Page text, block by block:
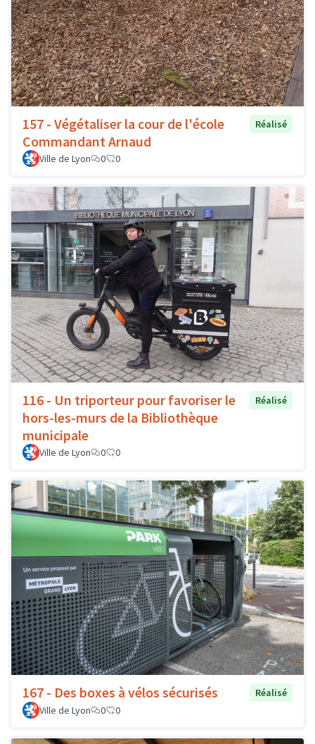
157 - Végétaliser la cour de l'école
Commandant Arnaud
Réalisé
Ville de Lyon 0 0
116 - Un triporteur pour favoriser le
hors-les-murs de la Bibliothèque
municipale
Réalisé
Ville de Lyon 0 0
167 - Des boxes à vélos sécurisés
Réalisé
Ville de Lyon
0 0